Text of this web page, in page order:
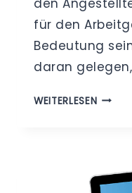
für den
Bedeutung
daran
WEITERLESEN